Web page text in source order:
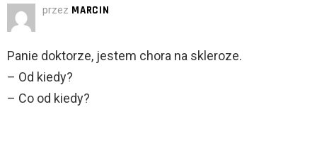
przez MARCIN
Panie doktorze, jestem chora na skleroze.
– Od kiedy?
– Co od kiedy?